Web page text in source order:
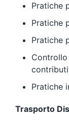
Pratiche
Pratiche
Pratiche
Pratiche
Trasporto